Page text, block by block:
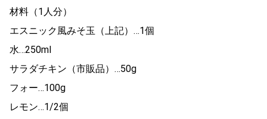
材料（1人分）
エスニック風みそ玉（上記）…1個
水…250ml
サラダチキン（市販品）…50g
フォー…100g
レモン…1/2個